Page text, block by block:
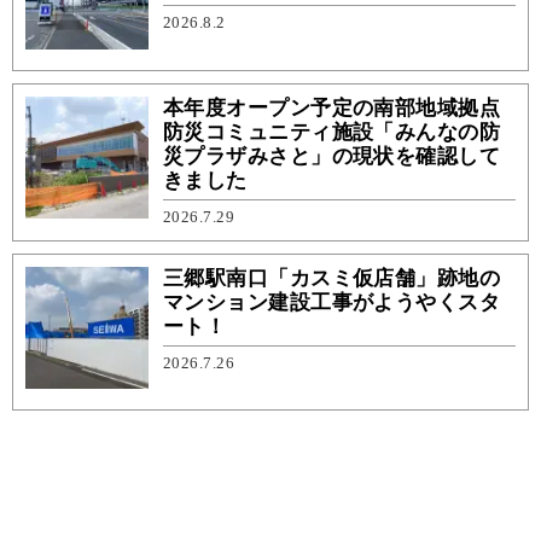
2026.8.2
本年度オープン予定の南部地域拠点
防災コミュニティ施設「みんなの防
災プラザみさと」の現状を確認して
きました
2026.7.29
三郷駅南口「カスミ仮店舗」跡地の
マンション建設工事がようやくスタ
ート！
2026.7.26